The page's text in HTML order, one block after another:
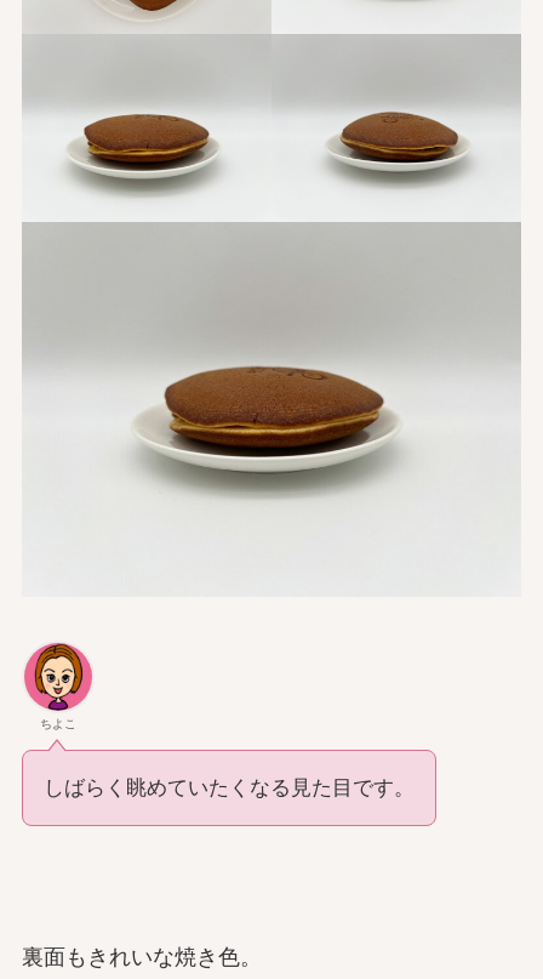
ちよこ
しばらく眺めていたくなる見た目です。
裏面もきれいな焼き色。